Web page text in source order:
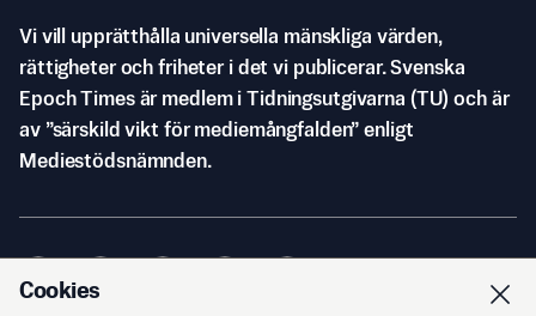
Vi vill upprätthålla universella mänskliga värden,
rättigheter och friheter i det vi publicerar. Svenska
Epoch Times är medlem i Tidningsutgivarna (TU) och är
av ”särskild vikt för mediemångfalden” enligt
Mediestödsnämnden.
Cookies